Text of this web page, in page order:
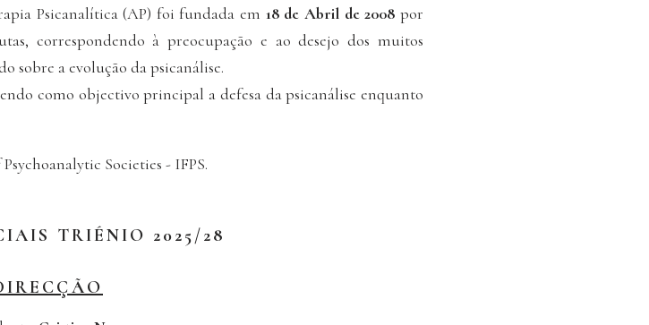
Psicanalítica (AP) foi fundada em 18 de Abril de 2008 por
correspondendo à preocupação e ao desejo dos muitos
sobre a evolução da psicanálise.
como objectivo principal a defesa da psicanálise enquanto
Societies - IFPS.
TRIÉNIO 2025/28